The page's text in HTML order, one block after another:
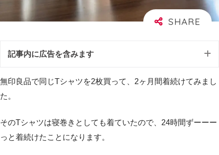
記事内に広告を含みます
無印良品で同じTシャツを2枚買って、2ヶ月間着続けてみまし
た。
そのTシャツは寝巻きとしても着ていたので、24時間ずーーー
っと着続けたことになります。